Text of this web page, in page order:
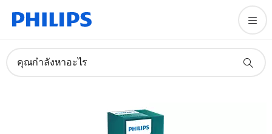
คุณกำลังหาอะไร